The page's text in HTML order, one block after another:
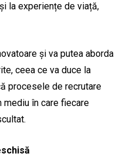
la experiențe de viață,
și va putea aborda
ceea ce va duce la
procesele de recrutare
în care fiecare